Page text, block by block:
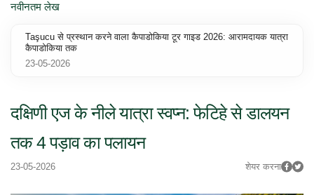
दक्षिणी एज के नीले यात्रा स्वप्न: फेटिहे से डालयन
तक 4 पड़ाव का पलायन
23-05-2026 शेयर करना
नवीनतम लेख
Taşucu से प्रस्थान करने वाला कैपाडोकिया टूर गाइड 2026: आरामदायक यात्रा
कैपाडोकिया तक
23-05-2026